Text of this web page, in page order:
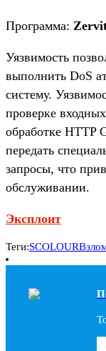
Программа:
Уязвимость
выполнить DoS
систему.
проверке
обработке HTTP
передать
запросы, что
обслуживании.
Эксплоит
Теги:SCOLOUR